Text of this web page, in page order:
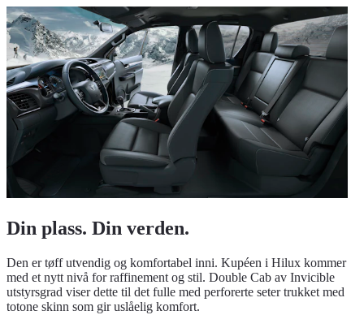
Din plass. Din verden.
Den er tøff utvendig og komfortabel inni. Kupéen i Hilux kommer
med et nytt nivå for raffinement og stil. Double Cab av Invicible
utstyrsgrad viser dette til det fulle med perforerte seter trukket med
totone skinn som gir uslåelig komfort.